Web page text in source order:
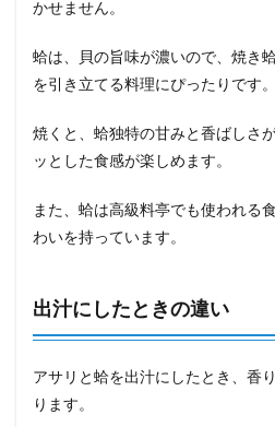
かせません。
蛤は、貝の旨味が濃いので、焼き
を引き立てる料理にぴったりです。
焼くと、蛤独特の甘みと香ばしさ
ッとした食感が楽しめます。
また、蛤は高級料亭でも使われる
わいを持っています。
出汁にしたときの違い
アサリと蛤を出汁にしたとき、香
ります。